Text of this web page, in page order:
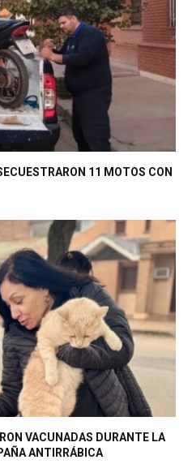
11 MOTOS CON
VACUNADAS DURANTE LA
ANTIRRÁBICA